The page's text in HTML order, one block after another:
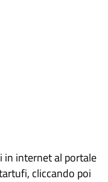
in internet al portale
cliccando poi